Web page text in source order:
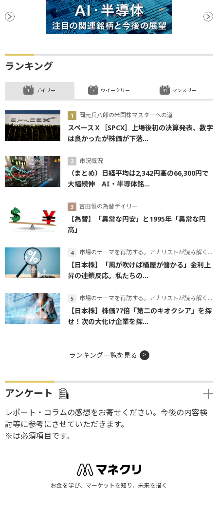
ランキング
デイリー
岡元兵八郎の米国株マスターへの道
スペースＸ［SPCX］上場後初の決算発表、数字
は良かったが株価が下落...
市況概況
（まとめ）日経平均は2,342円高の66,300円で
大幅続伸 AI・半導体銘...
吉田恒の為替デイリー
【為替】「異常な円安」と1995年「異常な円
高」
市場のテーマを再訪する。アナリストが読み解くテーマの本質
【日本株】「風が吹けば桶屋が儲かる」金利上
昇の連鎖反応。私たちの...
市場のテーマを再訪する。アナリストが読み解くテーマの本質
【日本株】株価77倍「第二のキオクシア」を探
せ！次の大化け企業を探...
ウイークリー マンスリー
ランキング一覧を見る
アンケート
レポート・コラムの感想をお寄せください。今後の内容検
討等に参考にさせていただきます。
※は必須項目です。
お金を学び、マーケットを知り、未来を描く